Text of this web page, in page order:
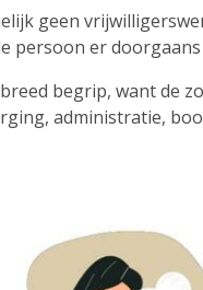
geen
persoon er
begrip, want de
administratie,